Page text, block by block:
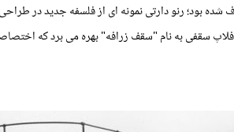
بود؛ رنو دارتی نمونه ای از فلسفه جدید در
سقفی به نام "سقف زرافه" بهره می برد که